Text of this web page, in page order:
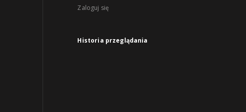
Zaloguj się
Historia przeglądania